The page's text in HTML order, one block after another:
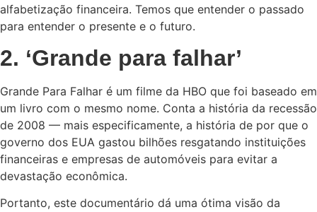
alfabetização financeira. Temos que entender o passado
para entender o presente e o futuro.
2. ‘Grande para falhar’
Grande Para Falhar é um filme da HBO que foi baseado em
um livro com o mesmo nome. Conta a história da recessão
de 2008 — mais especificamente, a história de por que o
governo dos EUA gastou bilhões resgatando instituições
financeiras e empresas de automóveis para evitar a
devastação econômica.
Portanto, este documentário dá uma ótima visão da